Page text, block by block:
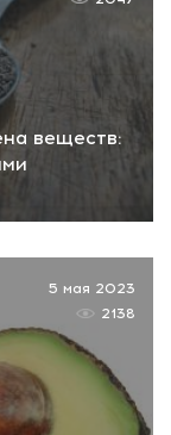
веществ:
5 мая 2023
2138